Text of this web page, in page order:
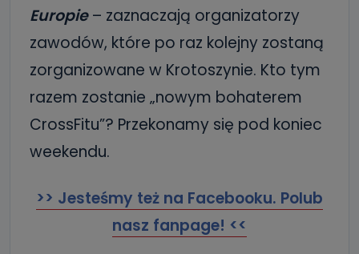
Europie– zaznaczają organizatorzy
zawodów, które po raz kolejny zostaną
zorganizowane w Krotoszynie. Kto tym
razem zostanie „nowym bohaterem
CrossFitu”? Przekonamy się pod koniec
weekendu.
>> Jesteśmy też na Facebooku. Polub
nasz fanpage! <<